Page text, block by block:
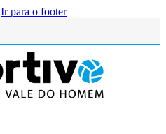
Ir para o footer